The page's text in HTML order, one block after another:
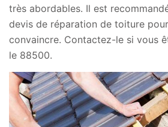
très abordables. Il est
devis de réparation de toiture
convaincre. Contactez-le si vous
le 88500.